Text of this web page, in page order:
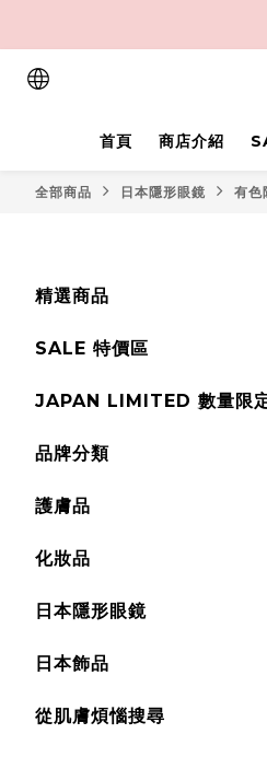
首頁
商店介紹
全部商品 日本隱形眼鏡 有色
精選商品
SALE 特價區
JAPAN LIMITED 數量限
品牌分類
護膚品
化妝品
日本隱形眼鏡
日本飾品
從肌膚煩惱搜尋